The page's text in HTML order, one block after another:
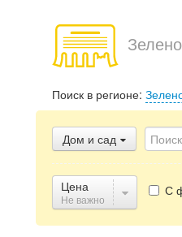
Поиск в регионе:
Дом и сад
Цена
Не важно
С